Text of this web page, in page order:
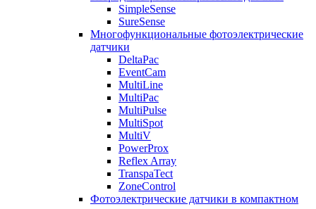
SimpleSense
SureSense
Многофункциональные фотоэлектрические
датчики
DeltaPac
EventCam
MultiLine
MultiPac
MultiPulse
MultiSpot
MultiV
PowerProx
Reflex Array
TranspaTect
ZoneControl
Фотоэлектрические датчики в компактном